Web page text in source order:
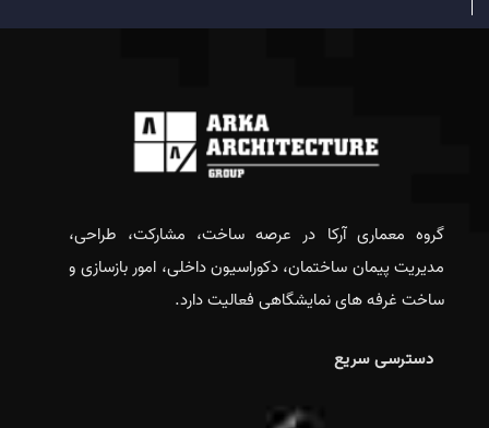
گروه معماری آرکا در عرصه ساخت، مشارکت، طراحی،
مدیریت پیمان ساختمان، دکوراسیون داخلی، امور بازسازی و
ساخت غرفه های نمایشگاهی فعالیت دارد.
دسترسی سریع